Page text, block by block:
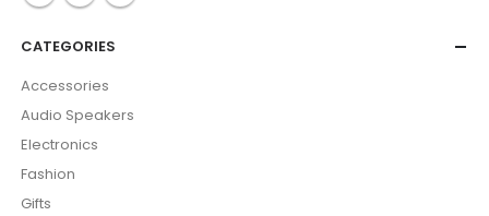
CATEGORIES
Accessories
Audio Speakers
Electronics
Fashion
Gifts